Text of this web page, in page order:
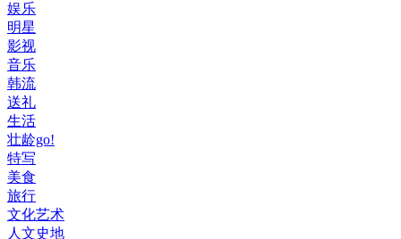
娱乐
明星
影视
音乐
韩流
送礼
生活
壮龄go!
特写
美食
旅行
文化艺术
人文史地